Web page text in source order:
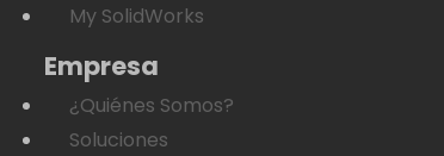
My SolidWorks
Empresa
¿Quiénes Somos?
Soluciones